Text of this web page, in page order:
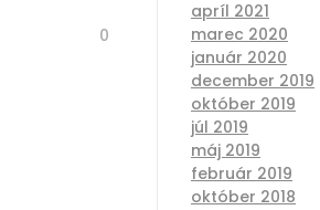
0
apríl 2021
marec 2020
január 2020
december 2019
október 2019
júl 2019
máj 2019
február 2019
október 2018